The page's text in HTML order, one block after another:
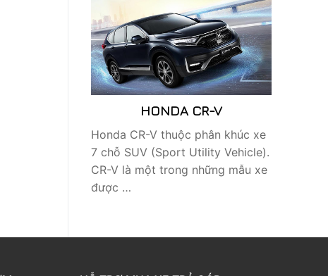
HONDA CR-V
Honda CR-V thuộc phân khúc xe
7 chỗ SUV (Sport Utility Vehicle).
CR-V là một trong những mẫu xe
được …